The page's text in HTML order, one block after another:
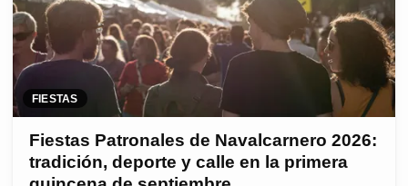
FIESTAS
Fiestas Patronales de Navalcarnero 2026:
tradición, deporte y calle en la primera